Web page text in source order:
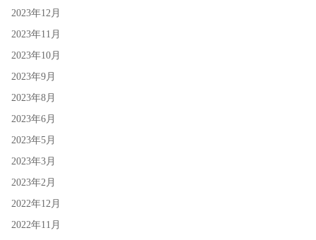
2023年12月
2023年11月
2023年10月
2023年9月
2023年8月
2023年6月
2023年5月
2023年3月
2023年2月
2022年12月
2022年11月